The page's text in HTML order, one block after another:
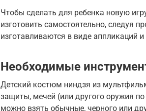
Чтобы сделать для ребенка новую
изготовить самостоятельно, следуя
изготавливаются в виде аппликаций
Необходимые
Детский костюм ниндзя из
защиты, мечей (или другого оружия
можно взять обычные, черного или